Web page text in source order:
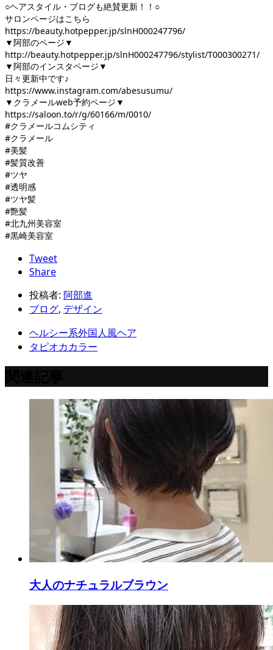
○ヘアスタイル・ブログも絶賛更新！！○
サロンページはこちら
https://beauty.hotpepper.jp/slnH000247796/
▼阿部のページ▼
http://beauty.hotpepper.jp/slnH000247796/stylist/T000300271/
▼阿部のインスタページ▼
日々更新中です♪
https://www.instagram.com/abesusumu/
▼クラメールweb予約ページ▼
https://saloon.to/r/g/60166/m/0010/
#クラメールコムシティ
#クラメール
#美髪
#髪質改善
#ツヤ
#透明感
#ツヤ髪
#艶髪
#北九州美容室
#黒崎美容室
Tweet
Share
投稿者: 阿部進
ブログ, デザイン
ヘルシー系外国人風ヘア
タピオカカラー
大人のナチュラルブラウン